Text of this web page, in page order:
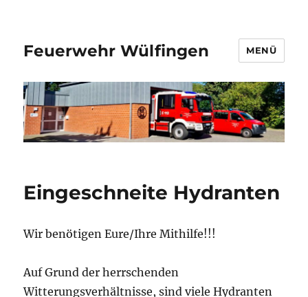
Feuerwehr Wülfingen MENÜ
Eingeschneite Hydranten
Wir benötigen Eure/Ihre Mithilfe!!!
Auf Grund der herrschenden
Witterungsverhältnisse, sind viele Hydranten